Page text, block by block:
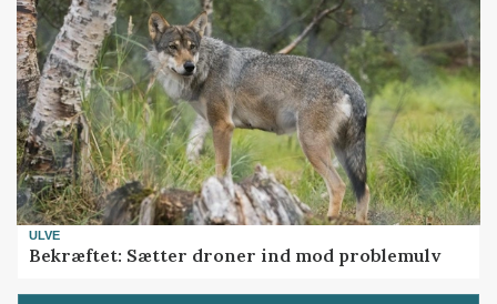
ULVE
Bekræftet: Sætter droner ind mod problemulv